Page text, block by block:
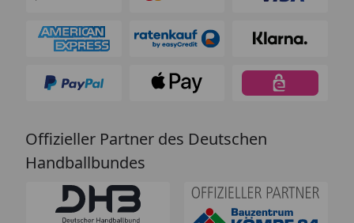
Offizieller Partner des Deutschen
Handballbundes